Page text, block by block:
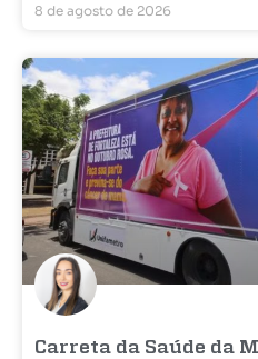
8 de agosto de 2026
Carreta da Saúde da